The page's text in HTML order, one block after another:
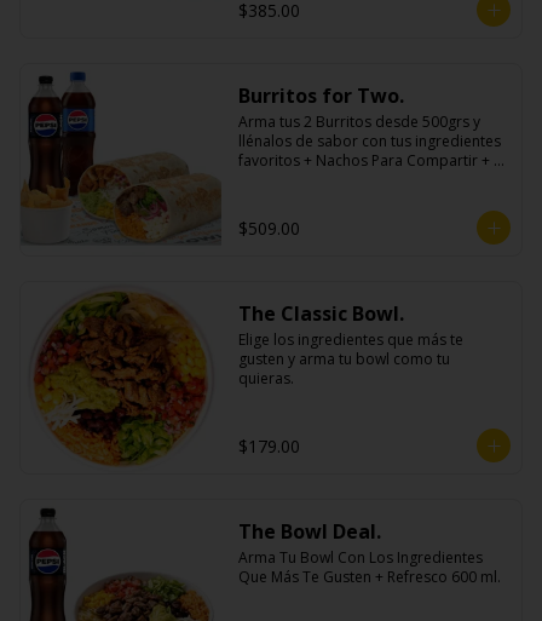
$385.00
Burritos for Two.
Arma tus 2 Burritos desde 500grs y
llénalos de sabor con tus ingredientes
favoritos + Nachos Para Compartir + 2
$509.00
The Classic Bowl.
Elige los ingredientes que más te
gusten y arma tu bowl como tu
quieras.
$179.00
The Bowl Deal.
Arma Tu Bowl Con Los Ingredientes
Que Más Te Gusten + Refresco 600 ml.